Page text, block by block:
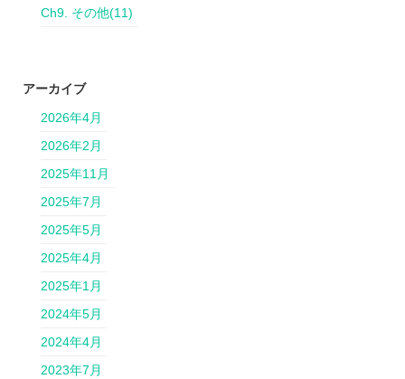
Ch9. その他(11)
アーカイブ
2026年4月
2026年2月
2025年11月
2025年7月
2025年5月
2025年4月
2025年1月
2024年5月
2024年4月
2023年7月